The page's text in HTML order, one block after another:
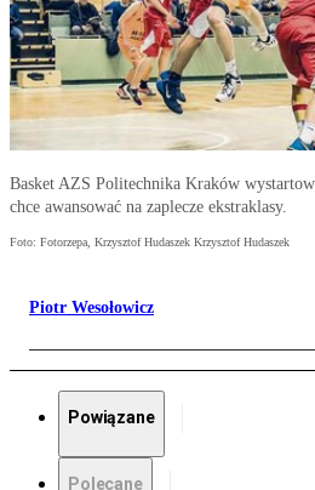
Basket AZS Politechnika Kraków
chce awansować na zaplecze ekstraklasy.
Foto: Fotorzepa, Krzysztof Hudaszek Krzysztof Hudaszek
Piotr Wesołowicz
Powiązane
Polecane